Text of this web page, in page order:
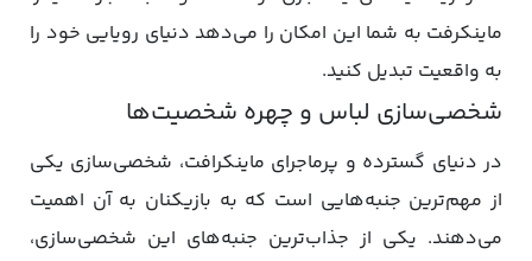
ماینکرفت به شما این امکان را می‌دهد دنیای رویایی خود را
به واقعیت تبدیل کنید.
شخصی‌سازی لباس و چهره شخصیت‌ها
در دنیای گسترده و پرماجرای ماینکرافت، شخصی‌سازی یکی
از مهم‌ترین جنبه‌هایی است که به بازیکنان به آن اهمیت
می‌دهند. یکی از جذاب‌ترین جنبه‌های این شخصی‌سازی،